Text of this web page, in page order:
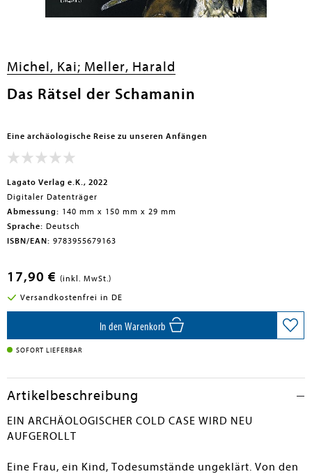
Michel, Kai; Meller, Harald
Das Rätsel der Schamanin
Eine archäologische Reise zu unseren Anfängen
Lagato Verlag e.K., 2022
Digitaler Datenträger
Abmessung: 140 mm x 150 mm x 29 mm
Sprache: Deutsch
ISBN/EAN: 9783955679163
17,90 € (inkl. MwSt.)
Versandkostenfrei in DE
In den Warenkorb
SOFORT LIEFERBAR
Artikelbeschreibung
EIN ARCHÄOLOGISCHER COLD CASE WIRD NEU
AUFGEROLLT
Eine Frau, ein Kind, Todesumstände ungeklärt. Von den